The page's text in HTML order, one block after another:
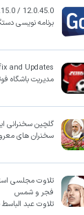
/ 12.0.45.0
برنامه نویسی
and Updates
مدیریت باشگاه
گلچین سخنرانی اینک
سخنران های
تلاوت مجلسی
فجر و شمس
تلاوت عبد